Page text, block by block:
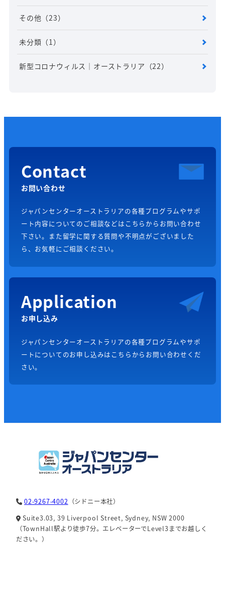
その他 （23）
未分類 （1）
新型コロナウィルス｜オーストラリア （22）
Contact
お問い合わせ
ジャパンセンターオーストラリアの各種プログラムやサポ
ート内容についてのご相談などはこちらからお問い合わせ
下さい。また留学に関する質問や不明点がございました
ら、お気軽にご相談ください。
Application
お申し込み
ジャパンセンターオーストラリアの各種プログラムやサポ
ートについてのお申し込みはこちらからお問い合わせくだ
さい。
02-9267-4002 （シドニー本社）
Suite3.03, 39 Liverpool Street, Sydney, NSW 2000
（TownHall駅より徒歩7分。エレベーターでLevel3までお越しく
ださい。）